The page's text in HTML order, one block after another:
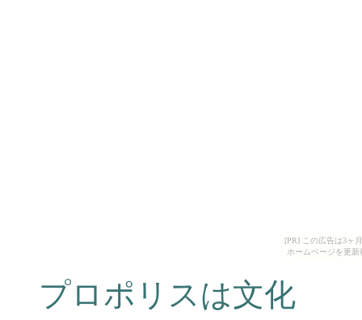
[PR] この広告は3ヶ
ホームページを更
プロポリスは文化